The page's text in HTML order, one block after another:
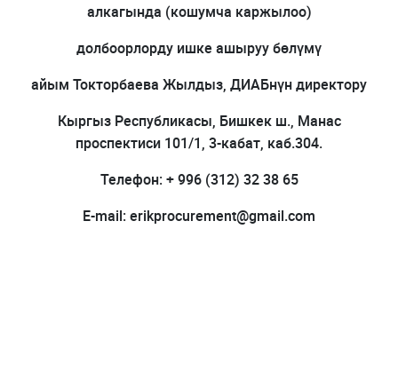
алкагында (кошумча каржылоо)
долбоорлорду ишке ашыруу бөлүмү
айым Токторбаева Жылдыз, ДИАБнүн директору
Кыргыз Республикасы, Бишкек ш., Манас
проспектиси 101/1, 3-кабат, каб.304.
Телефон: + 996 (312) 32 38 65
E-mail: erikprocurement@gmail.com